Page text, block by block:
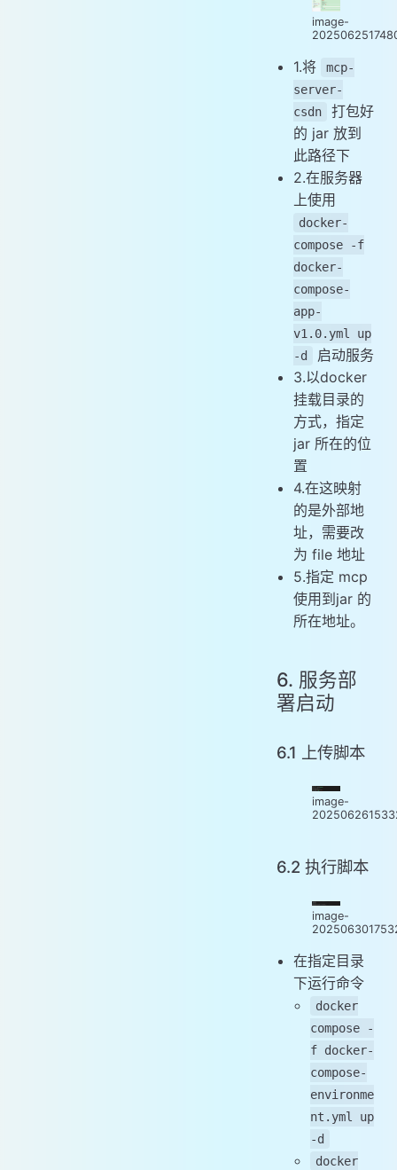
image-
1.将
mcp-
server-
csdn
打包好
的 jar 放到
此路径下
2.在服务器
上使用
docker-
compose -f
docker-
compose-
app-
v1.0.yml up
-d
启动服务
3.以docker
挂载目录的
方式，指定
jar 所在的位
置
4.在这映射
的是外部地
址，需要改
为 file 地址
5.指定 mcp
使用到jar 的
所在地址。
6. 服务部
署启动
6.1 上传脚本
image-
6.2 执行脚本
image-
在指定目录
下运行命令
docker
compose -
f docker-
compose-
environme
nt.yml up
-d
docker